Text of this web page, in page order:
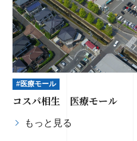
#医療モール
コスパ相生 医療モール
もっと見る